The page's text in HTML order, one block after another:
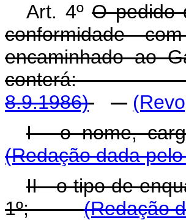
Art. 4ºO pedido
conformidade
encaminhado ao
8.9.1986)
I - o nome,
(Redação dada
II - o tipo de
1º;(Redação